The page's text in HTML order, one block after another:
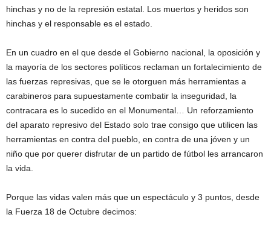
hinchas y no de la represión estatal. Los muertos y heridos son
hinchas y el responsable es el estado.
En un cuadro en el que desde el Gobierno nacional, la oposición y
la mayoría de los sectores políticos reclaman un fortalecimiento de
las fuerzas represivas, que se le otorguen más herramientas a
carabineros para supuestamente combatir la inseguridad, la
contracara es lo sucedido en el Monumental… Un reforzamiento
del aparato represivo del Estado solo trae consigo que utilicen las
herramientas en contra del pueblo, en contra de una jóven y un
niño que por querer disfrutar de un partido de fútbol les arrancaron
la vida.
Porque las vidas valen más que un espectáculo y 3 puntos, desde
la Fuerza 18 de Octubre decimos: